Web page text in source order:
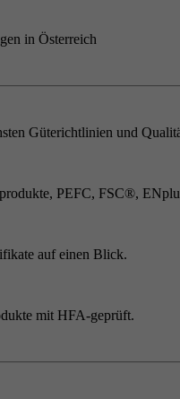
in Österreich
Güterichtlinien und
PEFC, FSC®,
auf einen Blick.
mit HFA-geprüft.